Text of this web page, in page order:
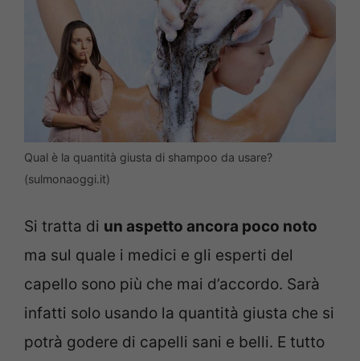
Qual è la quantità giusta di shampoo da usare?
(sulmonaoggi.it)
Si tratta di un aspetto ancora poco noto
ma sul quale i medici e gli esperti del
capello sono più che mai d’accordo. Sarà
infatti solo usando la quantità giusta che si
potrà godere di capelli sani e belli. E tutto